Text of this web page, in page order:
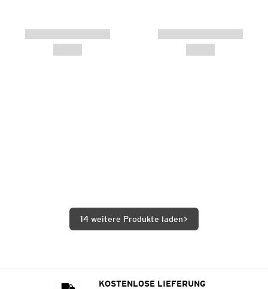
14 weitere Produkte laden
KOSTENLOSE LIEFERUNG